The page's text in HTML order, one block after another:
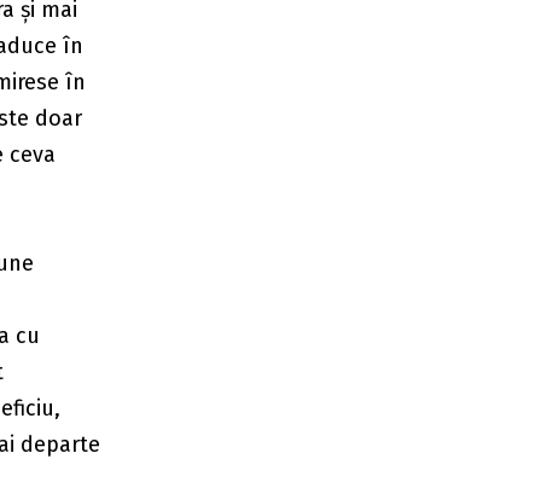
și mai
în
în
doar
ceva
cu
departe